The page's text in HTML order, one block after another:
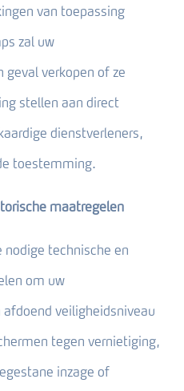
van toepassing
zal uw
geval verkopen of ze
stellen aan direct
dienstverleners,
toestemming.
maatregelen
technische en
om uw
veiligheidsniveau
tegen vernietiging,
inzage of